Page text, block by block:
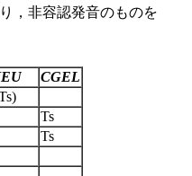
，非容認発音のものを
CGEL
Ts
Ts